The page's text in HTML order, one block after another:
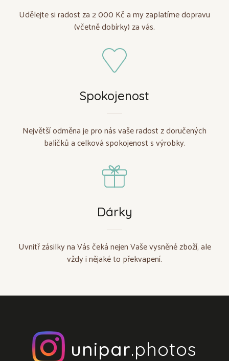
Udělejte si radost za 2 000 Kč a my zaplatíme dopravu
(včetně dobírky) za vás.
Spokojenost
Největší odměna je pro nás vaše radost z doručených
balíčků a celková spokojenost s výrobky.
Dárky
Uvnitř zásilky na Vás čeká nejen Vaše vysněné zboží, ale
vždy i nějaké to překvapení.
unipar.photos